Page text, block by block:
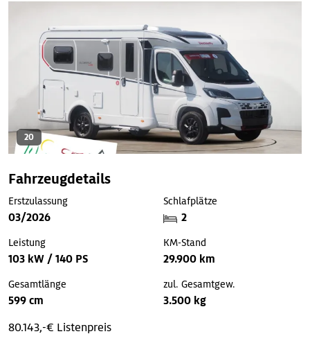
20
Fahrzeugdetails
Erstzulassung
03/2026
Schlafplätze
2
Leistung
103 kW / 140 PS
KM-Stand
29.900 km
Gesamtlänge
599 cm
zul. Gesamtgew.
3.500 kg
80.143,-€ Listenpreis